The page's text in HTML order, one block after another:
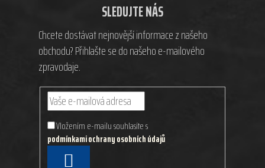
SLEDUJTE NÁS
Chcete dostávat nejnovější informace z našeho
obchodu? Přihlašte se do našeho e-mailového
zpravodaje.
Vložením e-mailu souhlasíte s
podmínkami ochrany osobních údajů